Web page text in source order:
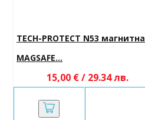
TECH-PROTECT N53 магнитна
MAGSAFE...
15,00 € / 29.34 лв.